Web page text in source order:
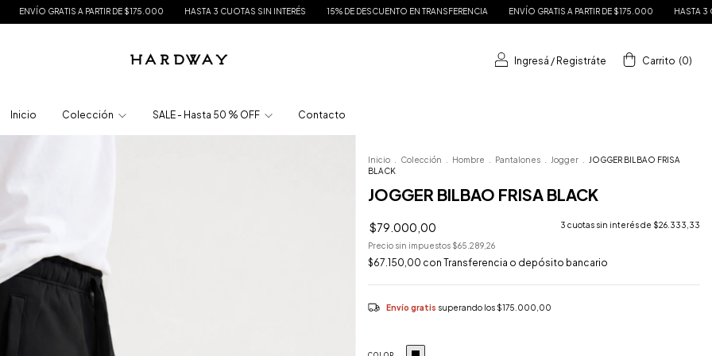
DE $175.000 HASTA 3 CUOTAS SIN INTERÉS 15% DE DESCUENTO EN TRANSFERENCIA ENVÍO GRATIS A PARTIR DE $175.000 HASTA 3 CUOTAS SIN INTERÉS
Ingresá / Registráte Carrito (0)
Inicio Colección SALE - Hasta 50 % OFF Contacto
Inicio Colección Hombre Pantalones Jogger
JOGGER BILBAO FRISA
BLACK
JOGGER BILBAO FRISA BLACK
$79.000,00 3 cuotas sin interés de $26.333,33
Precio sin impuestos $65.289,26
$67.150,00 con Transferencia o depósito bancario
Envío gratis superando los $175.000,00